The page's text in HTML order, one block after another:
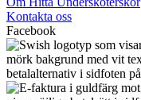
Kontakta oss
Facebook